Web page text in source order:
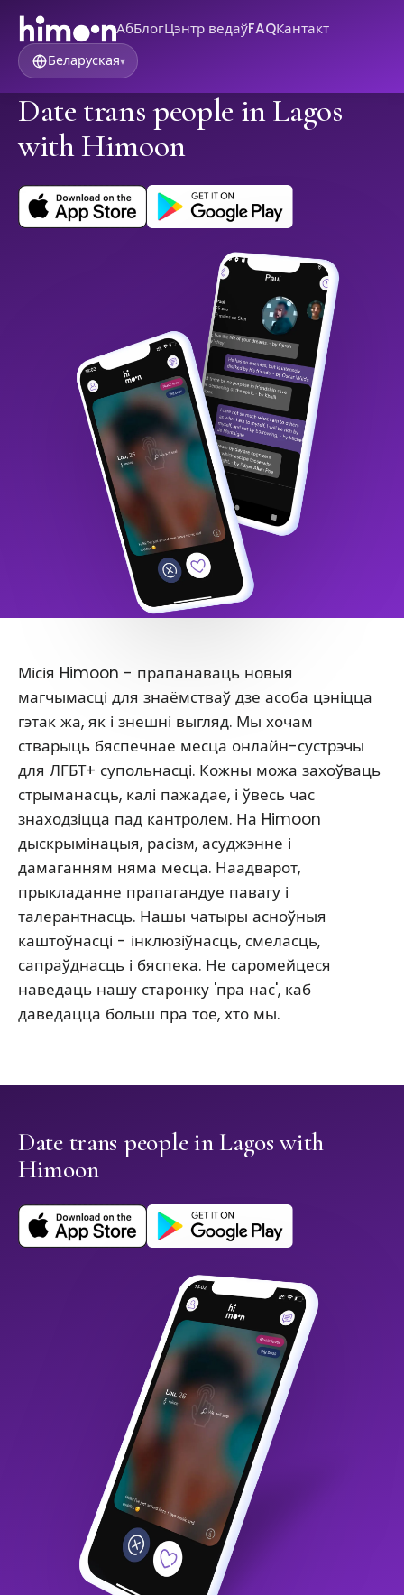
АбБлогЦэнтр ведаўFAQКантакт
Беларуская▾
Date trans people in Lagos
with Himoon
Місія Himoon - прапанаваць новыя
магчымасці для знаёмстваў дзе асоба цэніцца
гэтак жа, як і знешні выгляд. Мы хочам
стварыць бяспечнае месца онлайн-сустрэчы
для ЛГБТ+ супольнасці. Кожны можа захоўваць
стрыманасць, калі пажадае, і ўвесь час
знаходзіцца пад кантролем. На Himoon
дыскрымінацыя, расізм, асуджэнне і
дамаганням няма месца. Наадварот,
прыкладанне прапагандуе павагу і
талерантнасць. Нашы чатыры асноўныя
каштоўнасці - інклюзіўнасць, смеласць,
сапраўднасць і бяспека. Не саромейцеся
наведаць нашу старонку 'пра нас', каб
даведацца больш пра тое, хто мы.
Date trans people in Lagos with
Himoon